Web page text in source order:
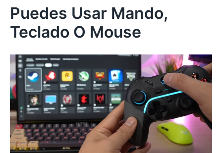
Puedes Usar Mando,
Teclado O Mouse